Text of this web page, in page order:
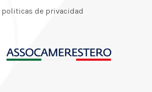
politicas de privacidad